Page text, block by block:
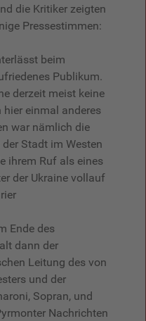
die Kritiker zeigten
Pressestimmen:
beim
Publikum.
derzeit meist keine
hier einmal anderes
war nämlich die
Stadt im Westen
ihrem Ruf als eines
der Ukraine vollauf
Ende des
dann der
Leitung des von
und der
Sopran, und
Nachrichten